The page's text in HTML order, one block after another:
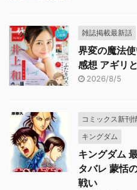
雑誌掲載最新話
界変の魔法
感想 アギリ
2026/8/5
コミックス新刊
キングダム
キングダム
タバレ 蒙恬
戦い